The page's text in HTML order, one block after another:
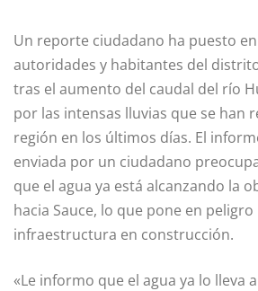
Un reporte ciudadano ha puesto
autoridades y habitantes del
tras el aumento del caudal del río
por las intensas lluvias que se han
región en los últimos días. El
enviada por un ciudadano
que el agua ya está alcanzando la
hacia Sauce, lo que pone en
infraestructura en construcción.
«Le informo que el agua ya lo lleva